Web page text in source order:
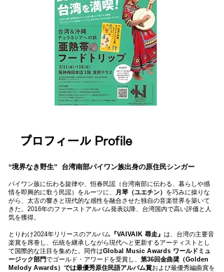
プロフィール Profile
“境界なき野生” 台湾南部パイワン族出身の原住民シンガー
パイワン族に伝わる旋律や、恒春民謡（台湾南部に伝わる、暮らしや感
情を即興的に歌う民謡）をルーツに、 月琴（ユエチン） を巧みに操りな
がら、太古の響きと現代的な感性を融合させた独自の音楽世界を築いて
きた。 2016年のファーストアルバム発表以降、台湾国内で高い評価と人
気を獲得。
とりわけ2024年リリースのアルバム 『VAIVAIK 尋走』 は、台湾の主要音
楽賞を席巻し、伝統を継承しながら現代へと更新するアーティストとし
て国際的な注目を集めた。同作はGlobal Music Awards ワールドミュ
ージック部門でゴールド・アワードを受賞し、 第36回金曲奨（Golden
Melody Awards） では最優秀原住民語アルバム賞および最優秀編曲賞を